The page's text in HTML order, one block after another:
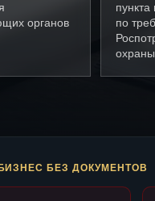
органов
по
БЕЗ ДОКУМЕНТОВ